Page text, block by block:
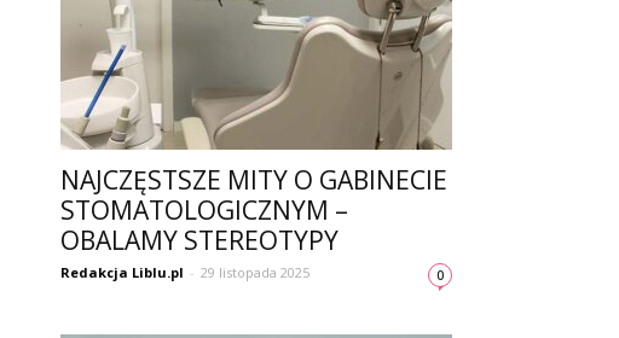
NAJCZĘSTSZE MITY O GABINECIE
STOMATOLOGICZNYM –
OBALAMY STEREOTYPY
Redakcja Liblu.pl - 29 listopada 2025 0